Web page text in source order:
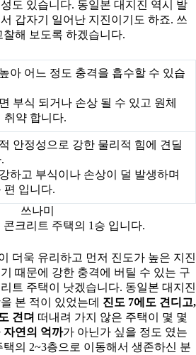
도 있습니다. 동일본 대지진 역시 발
갑자기 일어난 지진이기도 하죠. 쓰
해 보도록 하겠습니다.
아 어느 정도 충격을 흡수할 수 있습
부식 되거나 손상 될 수 있고 원체
취약 합니다.
안정성으로 강한 물리적 힘에 견딜
하고 부식이나 손상이 덜 발생하며
편 입니다.
쓰나미
크리트 주택의 1승 입니다.
더욱 유리하고 먼저 진도가 높은 지진
때문에 강한 충격에 버틸 수 있는 구
트 주택이 낫겠습니다. 동일본 대지진
본 적이 있었는데 진도 7에도 견디고,
견뎌 떠내려 가지 않은 주택이 몇 몇
자연의 억까가 아닌가 싶을 정도 였는
의 2~3층으로 이동해서 생존하신 분